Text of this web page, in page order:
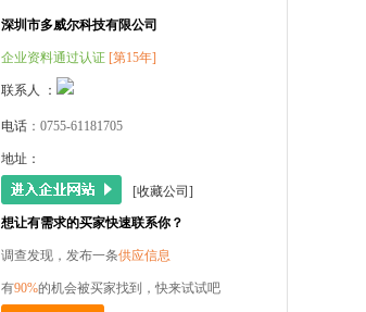
深圳市多威尔科技有限公司
企业资料通过认证 [第15年]
联系人 ：
电话 ：0755-61181705
地址：
[收藏公司]
想让有需求的买家快速联系你？
调查发现，发布一条供应信息
有90%的机会被买家找到，快来试试吧